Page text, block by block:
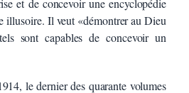
et de concevoir une encyclopédie
illusoire. Il veut «démontrer au Dieu
sont capables de concevoir un
le dernier des quarante volumes